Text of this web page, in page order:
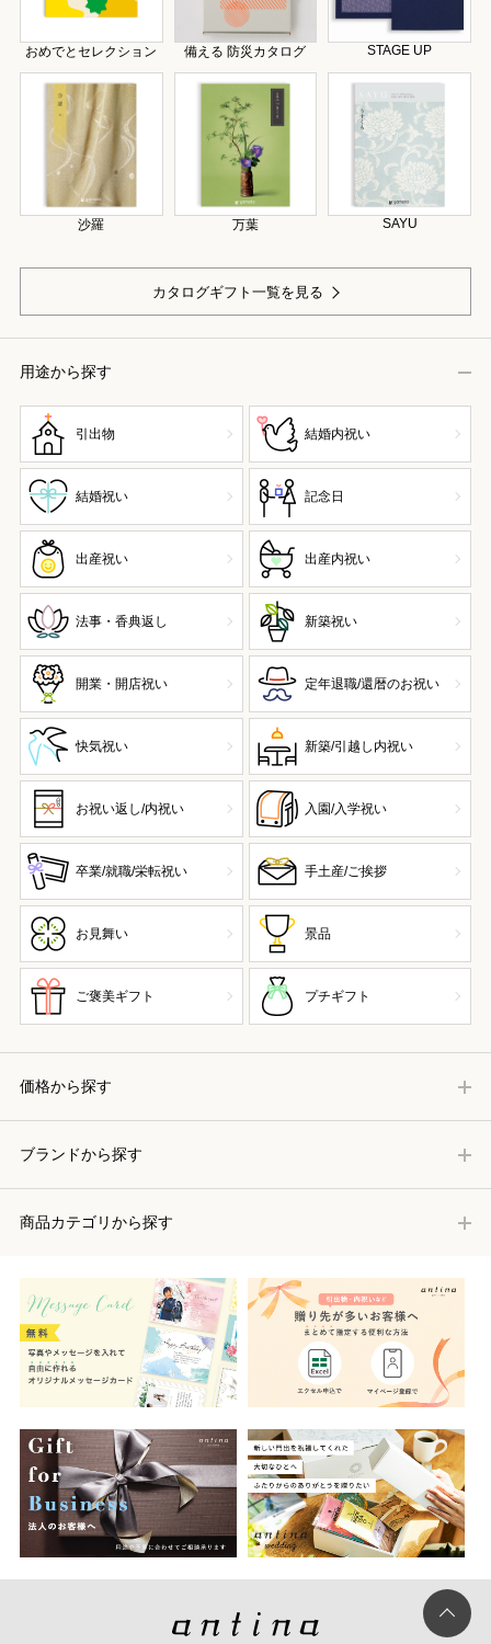
おめでとセレクション 備える 防災カタログ STAGE UP
沙羅 万葉 SAYU
カタログギフト一覧を見る
用途から探す
引出物 結婚内祝い
結婚祝い 記念日
出産祝い 出産内祝い
法事・香典返し 新築祝い
開業・開店祝い 定年退職/還暦のお祝い
快気祝い 新築/引越し内祝い
お祝い返し/内祝い 入園/入学祝い
卒業/就職/栄転祝い 手土産/ご挨拶
お見舞い 景品
ご褒美ギフト プチギフト
価格から探す
ブランドから探す
商品カテゴリから探す